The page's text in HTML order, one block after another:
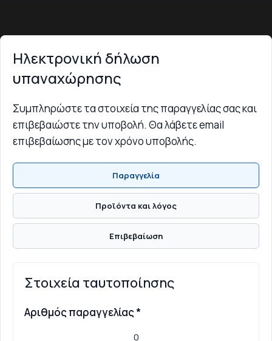
Ηλεκτρονική δήλωση
υπαναχώρησης
Συμπληρώστε τα στοιχεία της παραγγελίας σας και
επιβεβαιώστε την υποβολή. Θα λάβετε email
επιβεβαίωσης με τον χρόνο υποβολής.
Παραγγελία
Προϊόντα και λόγος
Επιβεβαίωση
Στοιχεία ταυτοποίησης
Αριθμός παραγγελίας *